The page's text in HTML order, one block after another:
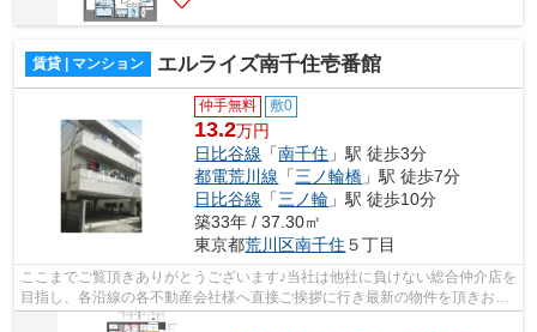
賃貸 | マンション エルライズ南千住壱番館
仲手無料 敷0
13.2万円
日比谷線 「南千住 」駅 徒歩3分
都電荒川線 「三ノ輪橋 」駅 徒歩7分
日比谷線 「三ノ輪 」駅 徒歩10分
築33年 / 37.30㎡
東京都荒川区南千住 ５丁目
ここまでご覧頂きありがとうございます♪当社は他社に負けない総合仲介店を
目指し、各沿線の各不動産会社様へ直接ご挨拶に行き最新の物件を頂きお客
様へ提供しております！最新の情報は...